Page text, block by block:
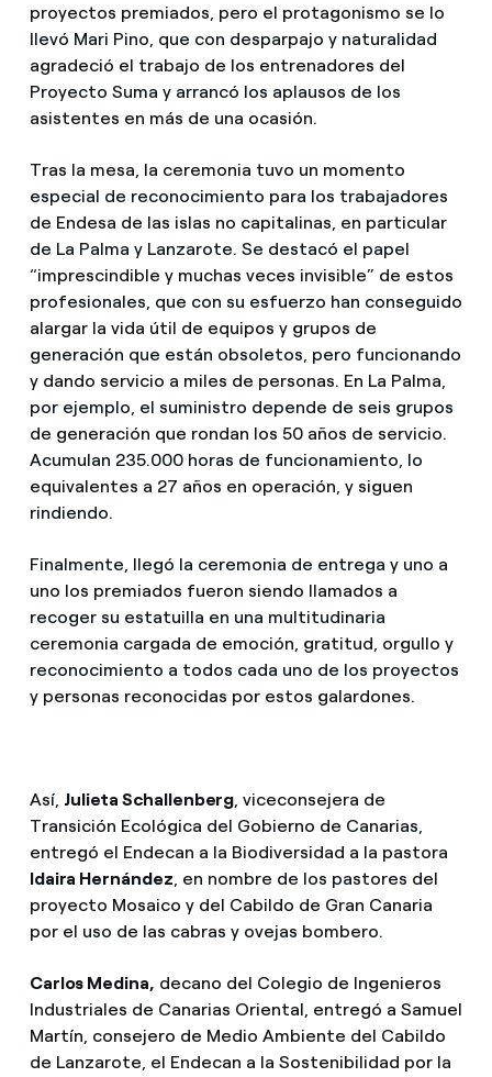
proyectos premiados, pero el protagonismo se lo
llevó Mari Pino, que con desparpajo y naturalidad
agradeció el trabajo de los entrenadores del
Proyecto Suma y arrancó los aplausos de los
asistentes en más de una ocasión.
Tras la mesa, la ceremonia tuvo un momento
especial de reconocimiento para los trabajadores
de Endesa de las islas no capitalinas, en particular
de La Palma y Lanzarote. Se destacó el papel
“imprescindible y muchas veces invisible” de estos
profesionales, que con su esfuerzo han conseguido
alargar la vida útil de equipos y grupos de
generación que están obsoletos, pero funcionando
y dando servicio a miles de personas. En La Palma,
por ejemplo, el suministro depende de seis grupos
de generación que rondan los 50 años de servicio.
Acumulan 235.000 horas de funcionamiento, lo
equivalentes a 27 años en operación, y siguen
rindiendo.
Finalmente, llegó la ceremonia de entrega y uno a
uno los premiados fueron siendo llamados a
recoger su estatuilla en una multitudinaria
ceremonia cargada de emoción, gratitud, orgullo y
reconocimiento a todos cada uno de los proyectos
y personas reconocidas por estos galardones.
Así, Julieta Schallenberg, viceconsejera de
Transición Ecológica del Gobierno de Canarias,
entregó el Endecan a la Biodiversidad a la pastora
Idaira Hernández, en nombre de los pastores del
proyecto Mosaico y del Cabildo de Gran Canaria
por el uso de las cabras y ovejas bombero.
Carlos Medina, decano del Colegio de Ingenieros
Industriales de Canarias Oriental, entregó a Samuel
Martín, consejero de Medio Ambiente del Cabildo
de Lanzarote, el Endecan a la Sostenibilidad por la